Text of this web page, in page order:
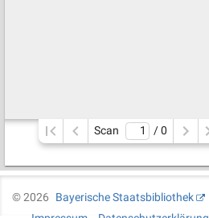
Scan / 0
©2026
Bayerische Staatsbibliothek